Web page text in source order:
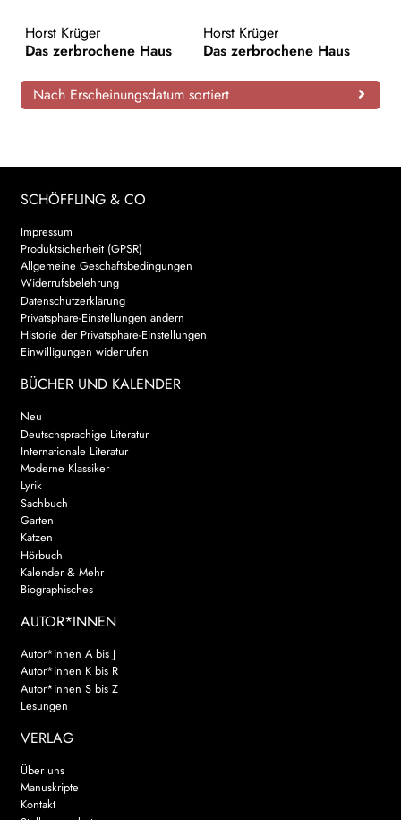
AKTUELLES
WEITERE VERLAGE
Search:
Horst Krüger
Das zerbrochene Haus
Horst Krüger
Das zerbrochene Haus
Nach Erscheinungsdatum sortiert
SCHÖFFLING & CO
Impressum
Produktsicherheit (GPSR)
Allgemeine Geschäftsbedingungen
Widerrufsbelehrung
Datenschutzerklärung
Privatsphäre-Einstellungen ändern
Historie der Privatsphäre-Einstellungen
Einwilligungen widerrufen
BÜCHER UND KALENDER
Neu
Deutschsprachige Literatur
Internationale Literatur
Moderne Klassiker
Lyrik
Sachbuch
Garten
Katzen
Hörbuch
Kalender & Mehr
Biographisches
AUTOR*INNEN
Autor*innen A bis J
Autor*innen K bis R
Autor*innen S bis Z
Lesungen
VERLAG
Über uns
Manuskripte
Kontakt